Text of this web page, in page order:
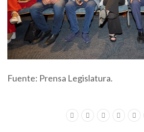
Fuente: Prensa Legislatura.